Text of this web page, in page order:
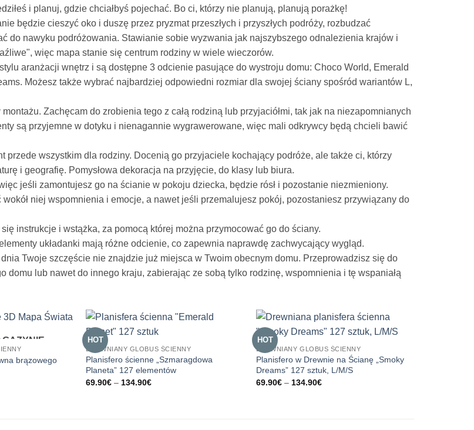
i planuj, gdzie chciałbyś pojechać. Bo ci, którzy nie planują, planują porażkę!
będzie cieszyć oko i duszę przez pryzmat przeszłych i przyszłych podróży, rozbudzać
do nawyku podróżowania. Stawianie sobie wyzwania jak najszybszego odnalezienia krajów i
więc mapa stanie się centrum rodziny w wiele wieczorów.
aranżacji wnętrz i są dostępne 3 odcienie pasujące do wystroju domu: Choco World, Emerald
Możesz także wybrać najbardziej odpowiedni rozmiar dla swojej ściany spośród wariantów L,
montażu. Zachęcam do zrobienia tego z całą rodziną lub przyjaciółmi, tak jak na niezapomnianych
są przyjemne w dotyku i nienagannie wygrawerowane, więc mali odkrywcy będą chcieli bawić
przede wszystkim dla rodziny. Docenią go przyjaciele kochający podróże, ale także ci, którzy
i geografię. Pomysłowa dekoracja na przyjęcie, do klasy lub biura.
więc jeśli zamontujesz go na ścianie w pokoju dziecka, będzie rósł i pozostanie niezmieniony.
wokół niej wspomnienia i emocje, a nawet jeśli przemalujesz pokój, pozostaniesz przywiązany do
instrukcje i wstążka, za pomocą której można przymocować go do ściany.
układanki mają różne odcienie, co zapewnia naprawdę zachwycający wygląd.
Twoje szczęście nie znajdzie już miejsca w Twoim obecnym domu. Przeprowadzisz się do
domu lub nawet do innego kraju, zabierając ze sobą tylko rodzinę, wspomnienia i tę wspaniałą
brązowego
HOT
DREWNIANY GLOBUS ŚCIENNY
Planisfero ścienne „Szmaragdowa
Planeta” 127 elementów
69.90€ – 134.90€Zakres
HOT
DREWNIANY GLOBUS ŚCIENNY
Planisfero w Drewnie na Ścianę „Smoky
Dreams” 127 sztuk, L/M/S
69.90€ – 134.90€Zakres